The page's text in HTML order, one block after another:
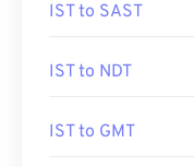
IST to SAST
IST to NDT
IST to GMT